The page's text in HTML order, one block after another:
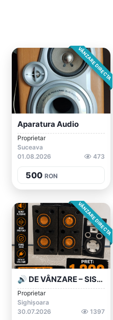
VÂNZARE DIRECTA
Aparatura Audio
Proprietar
Suceava
01.08.2026
473
500 RON
VÂNZARE DIRECTA
🔊 DE VÂNZARE – SISTEM AUDIO COMPLET 🔊
Proprietar
Sighișoara
30.07.2026
1397